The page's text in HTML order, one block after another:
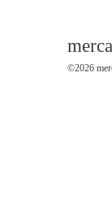
©2026